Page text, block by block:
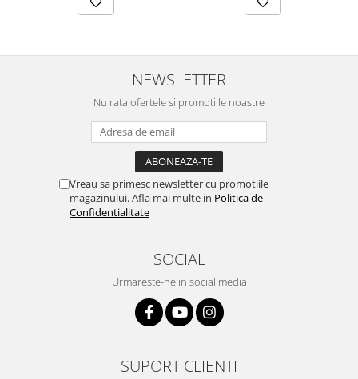
NEWSLETTER
Nu rata ofertele si promotiile noastre
Vreau sa primesc newsletter cu promotiile
magazinului. Afla mai multe in Politica de
Confidentialitate
SOCIAL
Urmareste-ne in social media
SUPORT CLIENTI